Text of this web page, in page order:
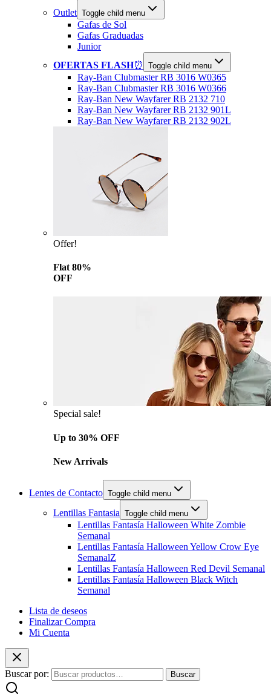
Outlet Toggle child menu
Gafas de Sol
Gafas Graduadas
Junior
OFERTAS FLASH⏰ Toggle child menu
Ray-Ban Clubmaster RB 3016 W0365
Ray-Ban Clubmaster RB 3016 W0366
Ray-Ban New Wayfarer RB 2132 710
Ray-Ban New Wayfarer RB 2132 901L
Ray-Ban New Wayfarer RB 2132 902L
Offer!
Flat 80%
OFF
Special sale!
Up to 30% OFF
New Arrivals
Lentes de Contacto Toggle child menu
Lentillas Fantasia Toggle child menu
Lentillas Fantasía Halloween White Zombie
Semanal
Lentillas Fantasía Halloween Yellow Crow Eye
SemanalZ
Lentillas Fantasía Halloween Red Devil Semanal
Lentillas Fantasía Halloween Black Witch
Semanal
Lista de deseos
Finalizar Compra
Mi Cuenta
Buscar por: Buscar